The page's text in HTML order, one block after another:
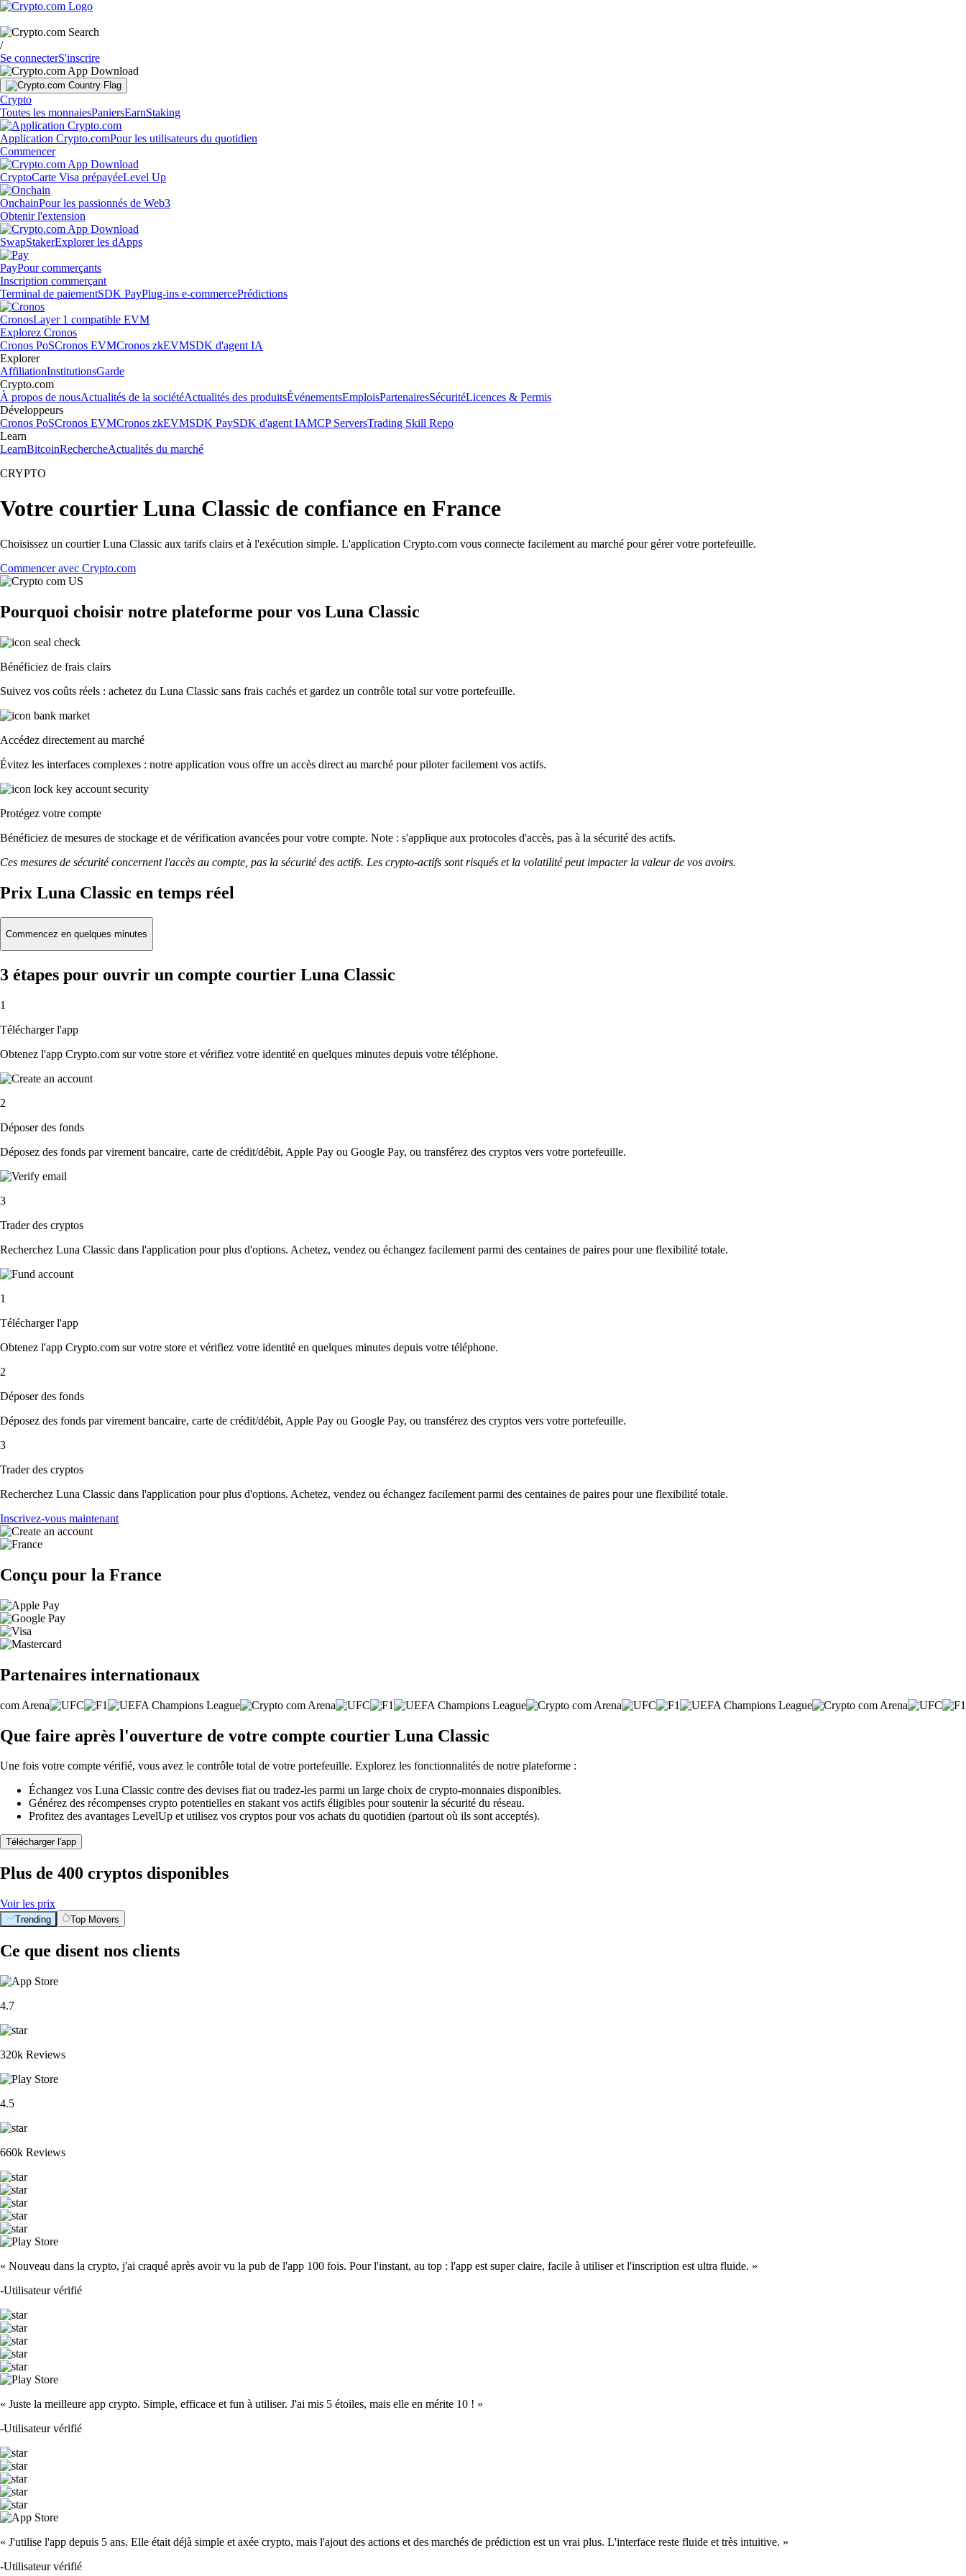
/
Se connecterS'inscrire
Crypto
Toutes les monnaiesPaniersEarnStaking
Application Crypto.comPour les utilisateurs du quotidien
Commencer
CryptoCarte Visa prépayéeLevel Up
OnchainPour les passionnés de Web3
Obtenir l'extension
SwapStakerExplorer les dApps
PayPour commerçants
Inscription commerçant
Terminal de paiementSDK PayPlug-ins e-commercePrédictions
CronosLayer 1 compatible EVM
Explorez Cronos
Cronos PoSCronos EVMCronos zkEVMSDK d'agent IA
Explorer
AffiliationInstitutionsGarde
Crypto.com
À propos de nousActualités de la sociétéActualités des produitsÉvénementsEmploisPartenairesSécuritéLicences & Permis
Développeurs
Cronos PoSCronos EVMCronos zkEVMSDK PaySDK d'agent IAMCP ServersTrading Skill Repo
Learn
LearnBitcoinRechercheActualités du marché
CRYPTO
Votre courtier Luna Classic de confiance en France
Choisissez un courtier Luna Classic aux tarifs clairs et à l'exécution simple. L'application Crypto.com vous connecte facilement au marché pour gérer votre portefeuille.
Commencer avec Crypto.com
Pourquoi choisir notre plateforme pour vos Luna Classic
Bénéficiez de frais clairs
Suivez vos coûts réels : achetez du Luna Classic sans frais cachés et gardez un contrôle total sur votre portefeuille.
Accédez directement au marché
Évitez les interfaces complexes : notre application vous offre un accès direct au marché pour piloter facilement vos actifs.
Protégez votre compte
Bénéficiez de mesures de stockage et de vérification avancées pour votre compte. Note : s'applique aux protocoles d'accès, pas à la sécurité des actifs.
Ces mesures de sécurité concernent l'accès au compte, pas la sécurité des actifs. Les crypto-actifs sont risqués et la volatilité peut impacter la valeur de vos avoirs.
Prix Luna Classic en temps réel
Commencez en quelques minutes
3 étapes pour ouvrir un compte courtier Luna Classic
1
Télécharger l'app
Obtenez l'app Crypto.com sur votre store et vérifiez votre identité en quelques minutes depuis votre téléphone.
2
Déposer des fonds
Déposez des fonds par virement bancaire, carte de crédit/débit, Apple Pay ou Google Pay, ou transférez des cryptos vers votre portefeuille.
3
Trader des cryptos
Recherchez Luna Classic dans l'application pour plus d'options. Achetez, vendez ou échangez facilement parmi des centaines de paires pour une flexibilité totale.
1
Télécharger l'app
Obtenez l'app Crypto.com sur votre store et vérifiez votre identité en quelques minutes depuis votre téléphone.
2
Déposer des fonds
Déposez des fonds par virement bancaire, carte de crédit/débit, Apple Pay ou Google Pay, ou transférez des cryptos vers votre portefeuille.
3
Trader des cryptos
Recherchez Luna Classic dans l'application pour plus d'options. Achetez, vendez ou échangez facilement parmi des centaines de paires pour une flexibilité totale.
Inscrivez-vous maintenant
Conçu pour la France
Partenaires internationaux
Que faire après l'ouverture de votre compte courtier Luna Classic
Une fois votre compte vérifié, vous avez le contrôle total de votre portefeuille. Explorez les fonctionnalités de notre plateforme :
Échangez vos Luna Classic contre des devises fiat ou tradez-les parmi un large choix de crypto-monnaies disponibles.
Générez des récompenses crypto potentielles en stakant vos actifs éligibles pour soutenir la sécurité du réseau.
Profitez des avantages LevelUp et utilisez vos cryptos pour vos achats du quotidien (partout où ils sont acceptés).
Télécharger l'app
Plus de 400 cryptos disponibles
Voir les prix
Trending Top Movers
Ce que disent nos clients
4.7
320k Reviews
4.5
660k Reviews
« Nouveau dans la crypto, j'ai craqué après avoir vu la pub de l'app 100 fois. Pour l'instant, au top : l'app est super claire, facile à utiliser et l'inscription est ultra fluide. »
-Utilisateur vérifié
« Juste la meilleure app crypto. Simple, efficace et fun à utiliser. J'ai mis 5 étoiles, mais elle en mérite 10 ! »
-Utilisateur vérifié
« J'utilise l'app depuis 5 ans. Elle était déjà simple et axée crypto, mais l'ajout des actions et des marchés de prédiction est un vrai plus. L'interface reste fluide et très intuitive. »
-Utilisateur vérifié